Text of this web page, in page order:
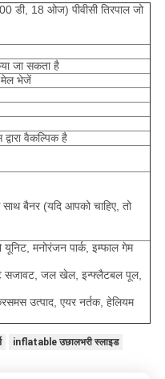
डी, 18 ओज) पीवीसी तिरपाल जो
जा सकता है
मेल भेजें
वैकल्पिक है
बैनर (यदि आपको चाहिए, तो
मनोरंजन पार्क, इम्फाल गेम
सजावट, जल खेल, इन्फ्लैटबल पूल,
उत्पाद, एयर नर्तक, हेलियम
inflatable उछालभरी स्लाइड